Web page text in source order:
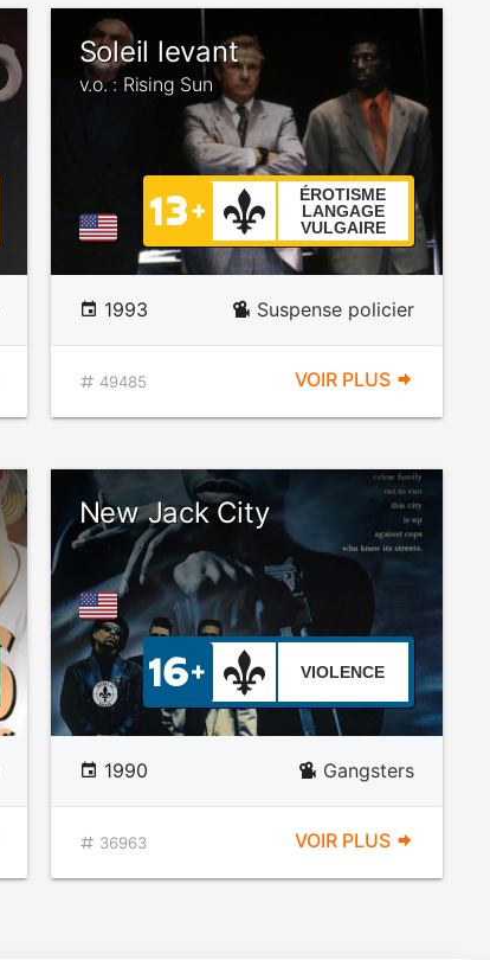
Soleil levant
v.o. : Rising Sun
ÉROTISME
LANGAGE
VULGAIRE
1993 Suspense policier
49485 VOIR PLUS
New Jack City
VIOLENCE
1990 Gangsters
36963 VOIR PLUS